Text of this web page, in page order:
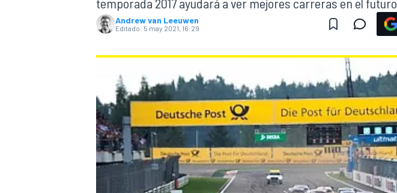
WEC FÓRMULA E
Andrew van Leeuwen
Editado: 5 may 2021, 16:29